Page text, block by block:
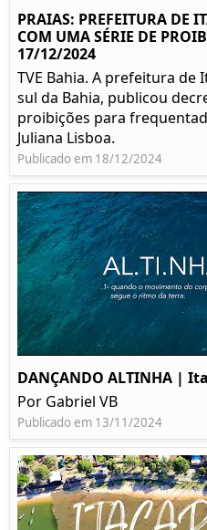
PRAIAS: PREFEITURA DE
COM UMA SÉRIE DE
17/12/2024
TVE Bahia. A prefeitura
sul da Bahia, publicou
proibições para
Juliana Lisboa.
Publicado em 18/12/2024
DANÇANDO ALTINHA |
Por Gabriel VB
Publicado em 13/11/2024